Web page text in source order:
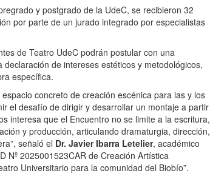
y postgrado de la UdeC, se recibieron 32
por parte de un jurado integrado por especialistas
de Teatro UdeC podrán postular con una
de intereses estéticos y metodológicos,
específica.
concreto de creación escénica para las y los
el desafío de dirigir y desarrollar un montaje a partir
interesa que el Encuentro no se limite a la escritura,
y producción, articulando dramaturgia, dirección,
señaló el Dr. Javier Ibarra Letelier, académico
Nº 2025001523CAR de Creación Artística
Universitario para la comunidad del Biobío”.